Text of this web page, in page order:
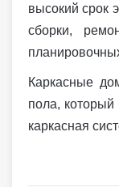
высокий срок
сборки,
Каркасные
пола, который
каркасная